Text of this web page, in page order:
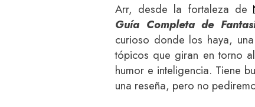
Arr, desde la fortaleza de
Guía Completa de
curioso donde los haya,
tópicos que giran en torno
humor e inteligencia. Tiene
una reseña, pero no